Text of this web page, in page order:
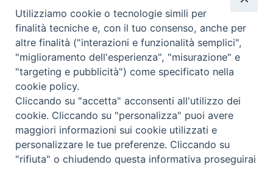
Statuto
Presidenza e ufficio presidenza
Consiglio scientifico
Coordinamento nazionale
COPYRIGHT Scienza & Vita - C.F96600690588- Tutti i
Utilizziamo cookie o tecnologie simili per
finalità tecniche e, con il tuo consenso, anche per
altre finalità ("interazioni e funzionalità semplici",
"miglioramento dell'esperienza", "misurazione" e
"targeting e pubblicità") come specificato nella
cookie policy.
Cliccando su "accetta" acconsenti all'utilizzo dei
cookie. Cliccando su "personalizza" puoi avere
maggiori informazioni sui cookie utilizzati e
personalizzare le tue preferenze. Cliccando su
"rifiuta" o chiudendo questa informativa proseguirai